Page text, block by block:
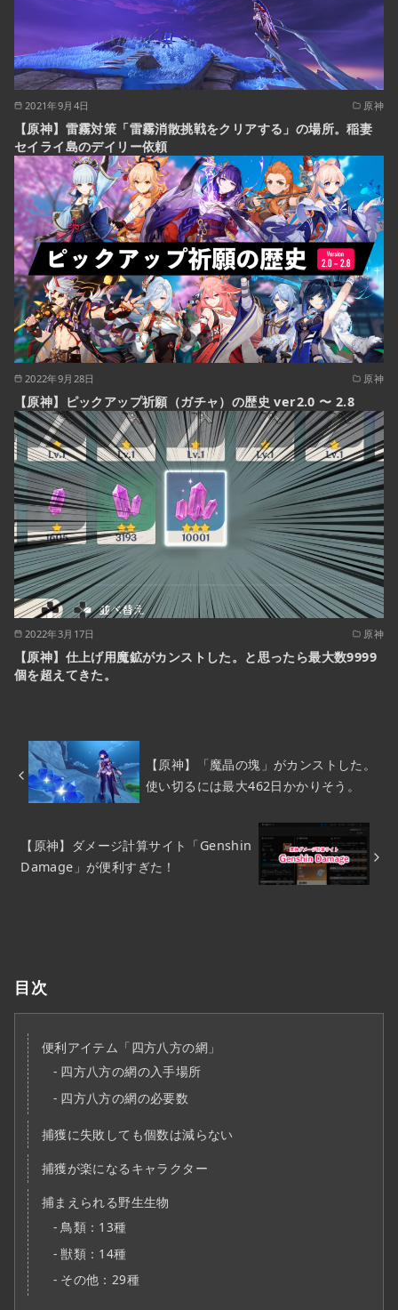
2021年9月4日 原神
【原神】雷霧対策「雷霧消散挑戦をクリアする」の場所。稲妻
セイライ島のデイリー依頼
2022年9月28日 原神
【原神】ピックアップ祈願（ガチャ）の歴史 ver2.0 〜 2.8
2022年3月17日 原神
【原神】仕上げ用魔鉱がカンストした。と思ったら最大数9999
個を超えてきた。
【原神】「魔晶の塊」がカンストした。
使い切るには最大462日かかりそう。
【原神】ダメージ計算サイト「Genshin
Damage」が便利すぎた！
目次
便利アイテム「四方八方の網」
四方八方の網の入手場所
四方八方の網の必要数
捕獲に失敗しても個数は減らない
捕獲が楽になるキャラクター
捕まえられる野生生物
鳥類：13種
獣類：14種
その他：29種